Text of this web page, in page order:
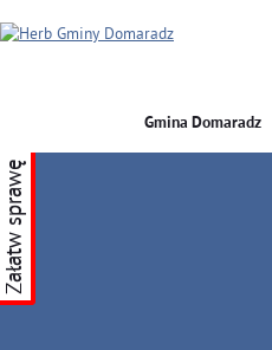
GMINA DOMARADZ
Gmina Domaradz
Załatw sprawę